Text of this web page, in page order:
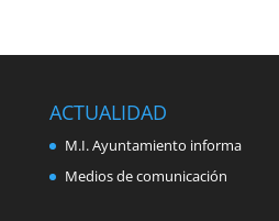
ACTUALIDAD
M.I. Ayuntamiento informa
Medios de comunicación